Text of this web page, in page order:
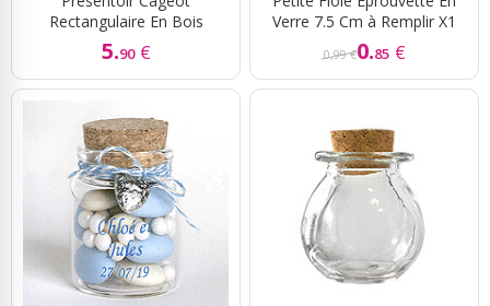
Rectangulaire En Bois
5.90 €
Verre 7.5 Cm à Remplir X1
0,99 €0.85 €